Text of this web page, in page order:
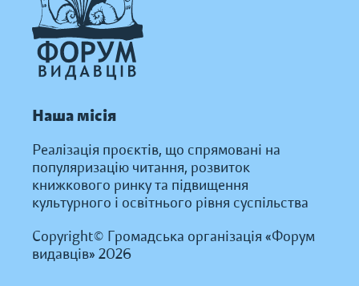
Наша місія
Реалізація проєктів, що спрямовані на
популяризацію читання, розвиток
книжкового ринку та підвищення
культурного і освітнього рівня суспільства
Copyright© Громадська організація «Форум
видавців» 2026